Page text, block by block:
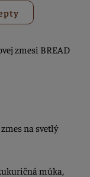
zmesi BREAD
na svetlý
múka,